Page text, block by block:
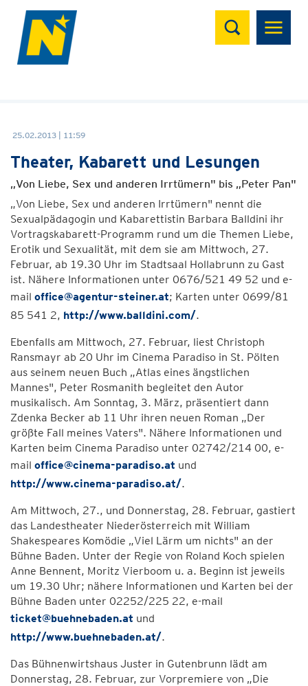
Suchen
25.02.2013 | 11:59
Theater, Kabarett und Lesungen
„Von Liebe, Sex und anderen Irrtümern" bis „Peter Pan"
„Von Liebe, Sex und anderen Irrtümern" nennt die
Sexualpädagogin und Kabarettistin Barbara Balldini ihr
Vortragskabarett-Programm rund um die Themen Liebe,
Erotik und Sexualität, mit dem sie am Mittwoch, 27.
Februar, ab 19.30 Uhr im Stadtsaal Hollabrunn zu Gast
ist. Nähere Informationen unter 0676/521 49 52 und e-
mail office@agentur-steiner.at; Karten unter 0699/81
85 541 2, http://www.balldini.com/.
Ebenfalls am Mittwoch, 27. Februar, liest Christoph
Ransmayr ab 20 Uhr im Cinema Paradiso in St. Pölten
aus seinem neuen Buch „Atlas eines ängstlichen
Mannes", Peter Rosmanith begleitet den Autor
musikalisch. Am Sonntag, 3. März, präsentiert dann
Zdenka Becker ab 11 Uhr ihren neuen Roman „Der
größte Fall meines Vaters". Nähere Informationen und
Karten beim Cinema Paradiso unter 02742/214 00, e-
mail office@cinema-paradiso.at und
http://www.cinema-paradiso.at/.
Am Mittwoch, 27., und Donnerstag, 28. Februar, gastiert
das Landestheater Niederösterreich mit William
Shakespeares Komödie „Viel Lärm um nichts" an der
Bühne Baden. Unter der Regie von Roland Koch spielen
Anne Bennent, Moritz Vierboom u. a. Beginn ist jeweils
um 19.30 Uhr; nähere Informationen und Karten bei der
Bühne Baden unter 02252/225 22, e-mail
ticket@buehnebaden.at und
http://www.buehnebaden.at/.
Das Bühnenwirtshaus Juster in Gutenbrunn lädt am
Donnerstag, 28. Februar, zur Vorpremiere von „Die